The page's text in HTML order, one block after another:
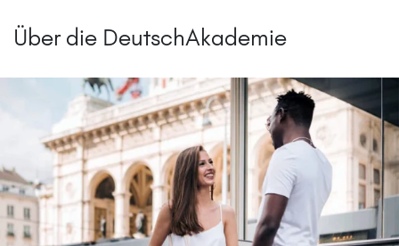
Über die DeutschAkademie